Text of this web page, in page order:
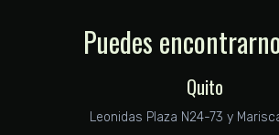
Puedes
Quito
Leonidas Plaza N24-73 y